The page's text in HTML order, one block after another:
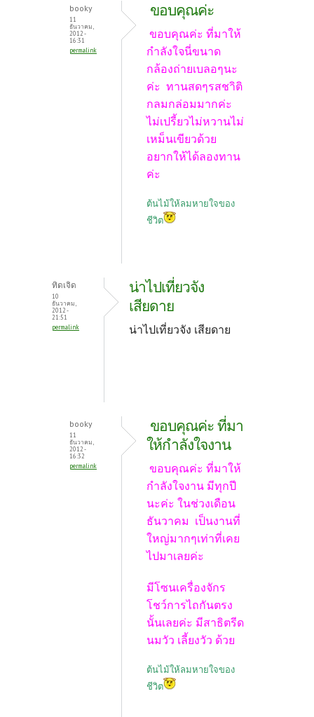
booky
11
ธันวาคม,
2012 -
16:31
permalink
ขอบคุณค่ะ
ขอบคุณค่ะ ที่มาให้
กำลังใจนี่ขนาด
กล้องถ่ายเบลอๆนะ
ค่ะ ทานสดๆรสชาิติ
กลมกล่อมมากค่ะ
ไม่เปรี้ยวไม่หวานไม่
เหม็นเขียวด้วย
อยากให้ได้ลองทาน
ค่ะ
ต้นไม้ให้ลมหายใจของ
ชีวิต
ทิดเจิด
10
ธันวาคม,
2012 -
21:51
permalink
น่าไปเที่ยวจัง
เสียดาย
น่าไปเที่ยวจัง เสียดาย
booky
11
ธันวาคม,
2012 -
16:32
permalink
ขอบคุณค่ะ ที่มา
ให้กำลังใจงาน
ขอบคุณค่ะ ที่มาให้
กำลังใจงาน มีทุกปี
นะค่ะ ในช่วงเดือน
ธันวาคม เป็นงานที่
ใหญ่มากๆเท่าที่เคย
ไปมาเลยค่ะ
มีโซนเครื่องจักร
โชว์การไถกันตรง
นั้นเลยค่ะ มีสาธิตรีด
นมวัว เลี้ยงวัว ด้วย
ต้นไม้ให้ลมหายใจของ
ชีวิต